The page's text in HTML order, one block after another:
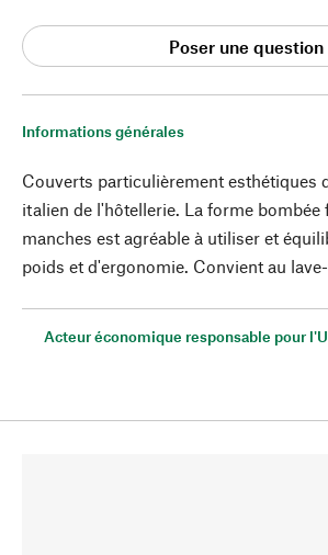
Informations générales
Couverts particulièrement esthétiques
italien de l'hôtellerie. La forme bombée
manches est agréable à utiliser et
poids et d'ergonomie. Convient au
Acteur économique responsable pour
Poser une question